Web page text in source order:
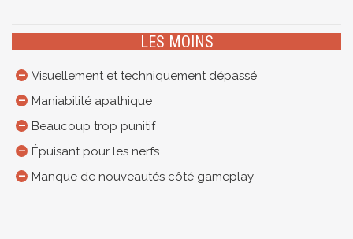
LES MOINS
Visuellement et techniquement dépassé
Maniabilité apathique
Beaucoup trop punitif
Épuisant pour les nerfs
Manque de nouveautés côté gameplay